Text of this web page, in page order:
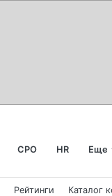
СРО HR Еще
Рейтинги Каталог